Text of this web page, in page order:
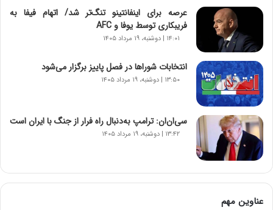
ر
ن‌
و
ر
و
ب
ا
ی
ت
و
ل
عرصه برای اینفانتینو تنگ‌تر شد/ اتهام فیفا به
فریبکاری توسط یوفا و AFC
۱۴:۰۱ | دوشنبه، ۱۹ مرداد ۱۴۰۵
انتخابات شوراها در فصل پاییز برگزار می‌شود
۱۳:۵۰ | دوشنبه، ۱۹ مرداد ۱۴۰۵
سی‌ان‌ان: ترامپ به‌دنبال راه فرار از جنگ با ایران است
۱۳:۴۲ | دوشنبه، ۱۹ مرداد ۱۴۰۵
عناوین مهم